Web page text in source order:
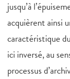
jusqu’à
acquièrent ainsi
caractéristique
ici inversé, au
processus